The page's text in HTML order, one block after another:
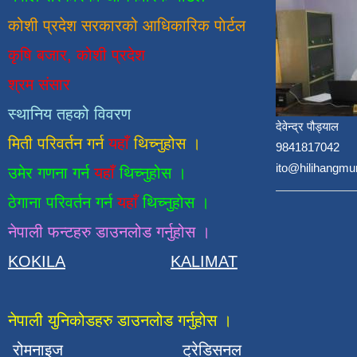
कोशी प्रदेश सरकारको आधिकारिकपाेर्टल
कृषि बजार, कोशी प्रदेश
श्रम संसार
स्थानिय तहको विवरण
मिती परिवर्तन गर्न यहाँ थिच्नुहोस ।
उमेर गणना गर्नयहाँथिच्नुहोस ।
ठेगाना परिवर्तन गर्नयहाँ थिच्नुहोस ।
नेपाली फन्टहरु डाउनलोड गर्नुहोस ।
KOKILA
KALIMAT
नेपाली युनिकोडहरु डाउनलोड गर्नुहोस ।
रोमनाइज
ट्रेडिसनल
देवेन्द्र पौड्याल
9841817042